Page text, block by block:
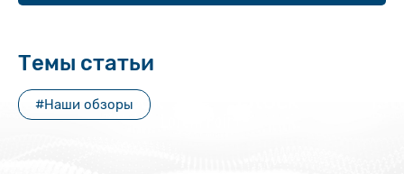
Темы статьи
#Наши обзоры